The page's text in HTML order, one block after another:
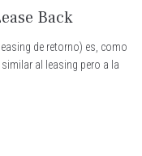
Back
de retorno) es, como
al leasing pero a la